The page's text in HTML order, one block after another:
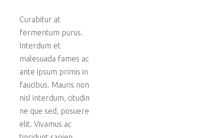
Curabitur at
fermentum purus.
Interdum et
malesuada fames ac
ante ipsum primis in
faucibus. Mauris non
nisl interdum, citudin
ne que sed, posuere
elit. Vivamus ac